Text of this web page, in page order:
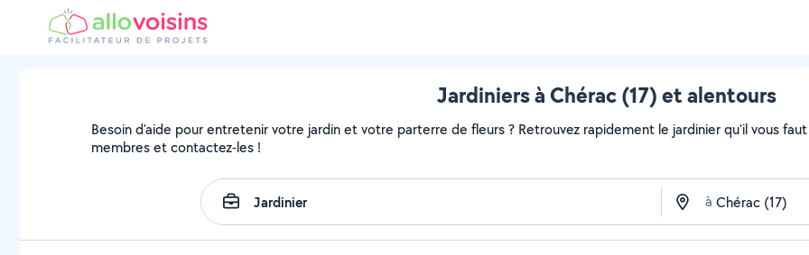
Jardiniers à Chérac (17) et alentours
Besoin d'aide pour entretenir votre jardin et votre parterre de fleurs ? Retrouvez rapidement le jardinier qu'il vous faut
membres et contactez-les !
à